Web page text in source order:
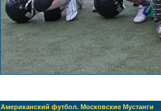
Американский футбол. Московские Мустанги